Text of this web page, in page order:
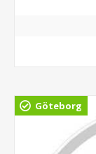
Göteborg